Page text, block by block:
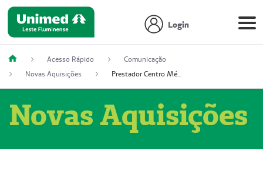
Login
Acesso Rápido
Comunicação
Novas Aquisições
Prestador Centro Médico Vitória Ltda, 51004350-4: Centro Médico Vitória Ltda (Nome Fantasia: Policlínica Master)
Novas Aquisições